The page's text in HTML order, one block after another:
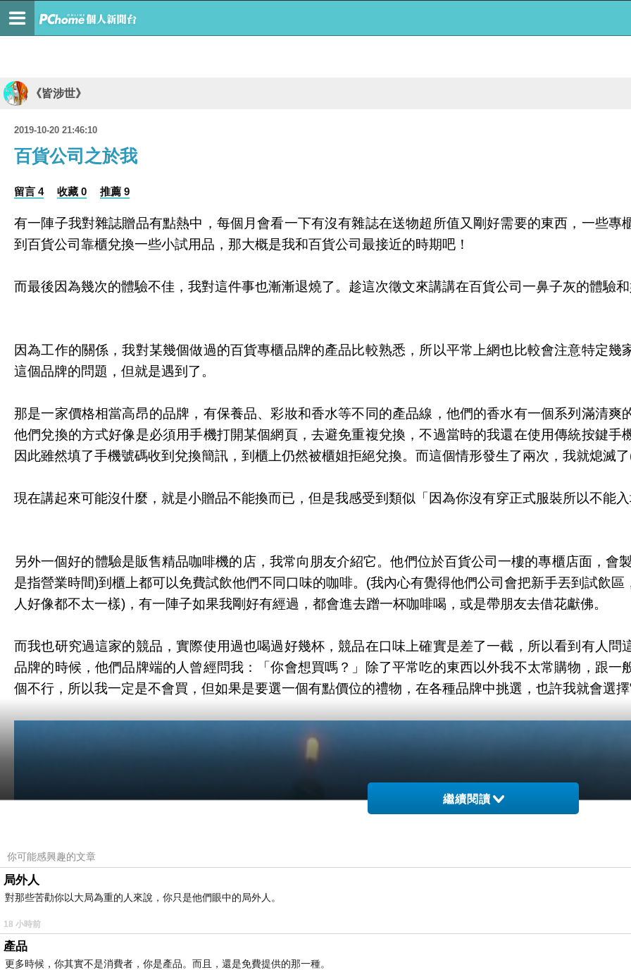
《皆涉世》
2019-10-20 21:46:10
百貨公司之於我
留言 4 收藏 0 推薦 9
有一陣子我對雜誌贈品有點熱中，每個月會看一下有沒有雜誌在送物超所值又剛好需要的東西，一些
到百貨公司靠櫃兌換一些小試用品，那大概是我和百貨公司最接近的時期吧！
而最後因為幾次的體驗不佳，我對這件事也漸漸退燒了。趁這次徵文來講講在百貨公司一鼻子灰的體驗和
因為工作的關係，我對某幾個做過的百貨專櫃品牌的產品比較熟悉，所以平常上網也比較會注意特定
這個品牌的問題，但就是遇到了。
那是一家價格相當高昂的品牌，有保養品、彩妝和香水等不同的產品線，他們的香水有一個系列滿清爽
他們兌換的方式好像是必須用手機打開某個網頁，去避免重複兌換，不過當時的我還在使用傳統按鍵手
因此雖然填了手機號碼收到兌換簡訊，到櫃上仍然被櫃姐拒絕兌換。而這個情形發生了兩次，我就熄滅了(
現在講起來可能沒什麼，就是小贈品不能換而已，但是我感受到類似「因為你沒有穿正式服裝所以不能入
另外一個好的體驗是販售精品咖啡機的店，我常向朋友介紹它。他們位於百貨公司一樓的專櫃店面，會
是指營業時間)到櫃上都可以免費試飲他們不同口味的咖啡。(我內心有覺得他們公司會把新手丟到試飲
人好像都不太一樣)，有一陣子如果我剛好有經過，都會進去蹭一杯咖啡喝，或是帶朋友去借花獻佛。
而我也研究過這家的競品，實際使用過也喝過好幾杯，競品在口味上確實是差了一截，所以看到有人問
品牌的時候，他們品牌端的人曾經問我：「你會想買嗎？」除了平常吃的東西以外我不太常購物，跟
個不行，所以我一定是不會買，但如果是要選一個有點價位的禮物，在各種品牌中挑選，也許我就會選擇
繼續閱讀
你可能感興趣的文章
局外人
對那些苦勸你以大局為重的人來說，你只是他們眼中的局外人。
18 小時前
產品
更多時候，你其實不是消費者，你是產品。而且，還是免費提供的那一種。